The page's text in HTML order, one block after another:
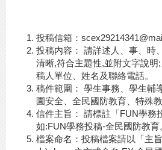
投稿信箱：
投稿内容： 請詳述人、事、時
清晰,符合主題性,並附文字說
稿人單位、姓名及聯絡電話。
稿件範圍： 學生事務、學生輔
園安全、全民國防教育、特殊教
信件主旨： 請標註「FUN學務
如:FUN學務投稿-全民國防教育
檔案命名：投稿檔案請以「主